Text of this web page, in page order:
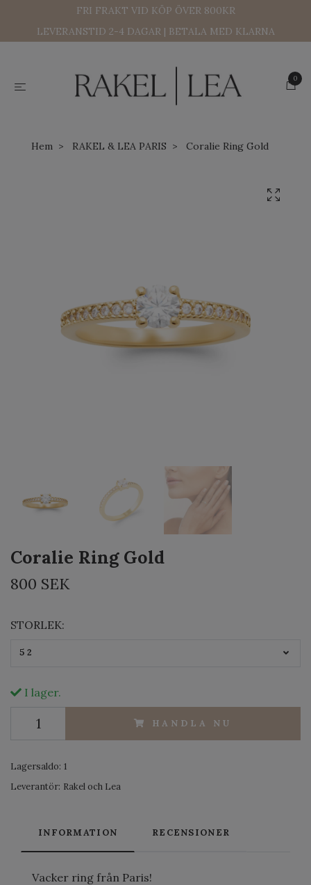
FRI FRAKT VID KÖP ÖVER 800KR
LEVERANSTID 2-4 DAGAR | BETALA MED KLARNA
0
Hem RAKEL & LEA PARIS Coralie Ring Gold
Coralie Ring Gold
800 SEK
STORLEK:
52
I lager.
HANDLA NU
Lagersaldo: 1
Leverantör: Rakel och Lea
INFORMATION RECENSIONER
Vacker ring från Paris!